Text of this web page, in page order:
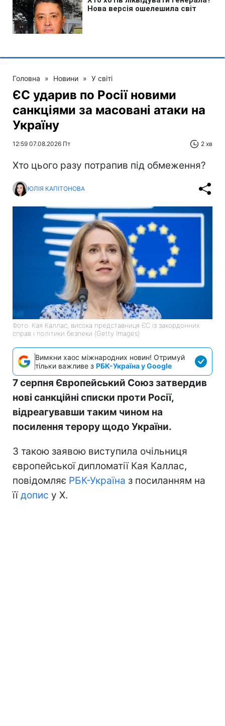
Головна » Новини » У світі
ЄС ударив по Росії новими
санкціями за масовані атаки на
Україну
12:59 07.08.2026 Пт 2 хв
Хто цього разу потрапив під обмеження?
ЮЛІЯ КАПІТОНОВА
Фото: Кая Каллас, висока представниця ЄС із закордонних
справ і політики безпеки (Getty Images)
Вимкни хаос міжнародних новин! Отримуй
тільки важливе з РБК-Україна у Google
7 серпня Європейський Союз затвердив
нові санкційні списки проти Росії,
відреагувавши таким чином на
посилення терору щодо України.
З такою заявою виступила очільниця
європейської дипломатії Кая Каллас,
повідомляє РБК-Україна з посиланням на
їїдопис у Х.